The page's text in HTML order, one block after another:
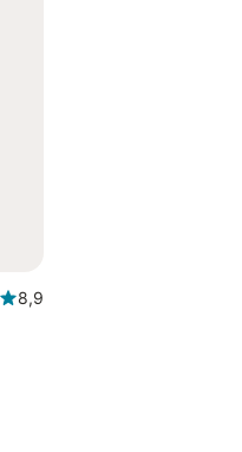
8,9